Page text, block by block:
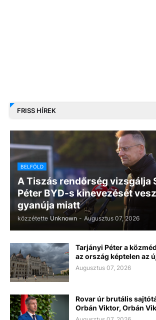
FRISS HÍREK
BELFÖLD
A Tiszás rendőrség vizsgálja
Péter BYD-s kinevezését
gyanúja miatt
közzétette Unknown - Augusztus 07, 2026
Tarjányi Péter a
az ország képtelen az
Augusztus 07, 2026
Rovar úr brutális
Orbán Viktor, Orbán